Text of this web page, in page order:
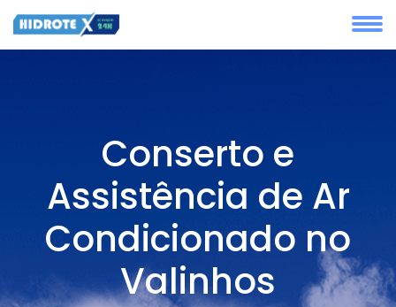
Conserto e
Assistência de Ar
Condicionado no
Valinhos